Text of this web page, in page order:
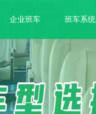
企业班车 班车系统